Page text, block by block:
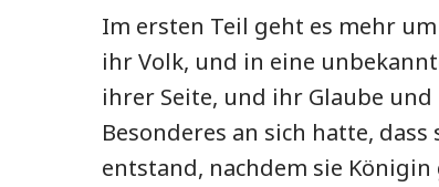
Im ersten Teil geht es mehr
ihr Volk, und in eine
ihrer Seite, und ihr Glaube
Besonderes an sich hatte,
entstand, nachdem sie